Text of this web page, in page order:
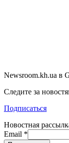
Newsroom.kh.ua в
Следите за
Подписаться
Новостная
Email *